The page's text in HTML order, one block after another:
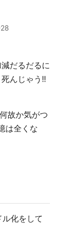
だるだるに
んじゃう!!
故か気がつ
は全くな
化をして